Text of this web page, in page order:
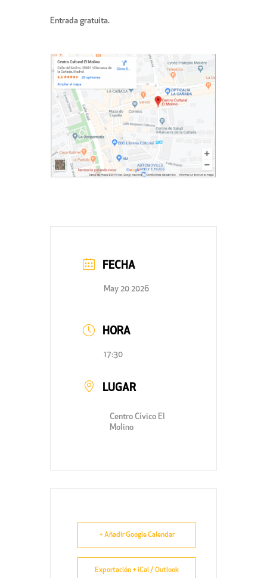
Entrada gratuita.
FECHA
May 20 2026
HORA
17:30
LUGAR
Centro Cívico El
Molino
+ Añadir Google Calendar
Exportación + iCal / Outlook